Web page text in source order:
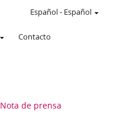
Contacto
Español- Español
Nota de prensa